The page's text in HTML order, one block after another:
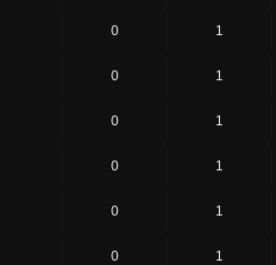
0 1
0 1
0 1
0 1
0 1
0 1